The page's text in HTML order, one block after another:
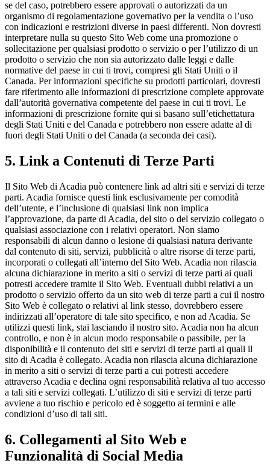
se del caso, potrebbero essere approvati o autorizzati da un
organismo di regolamentazione governativo per la vendita o l’uso
con indicazioni e restrizioni diverse in paesi differenti. Non dovresti
interpretare nulla su questo Sito Web come una promozione o
sollecitazione per qualsiasi prodotto o servizio o per l’utilizzo di un
prodotto o servizio che non sia autorizzato dalle leggi e dalle
normative del paese in cui ti trovi, compresi gli Stati Uniti o il
Canada. Per informazioni specifiche su prodotti particolari, dovresti
fare riferimento alle informazioni di prescrizione complete approvate
dall’autorità governativa competente del paese in cui ti trovi. Le
informazioni di prescrizione fornite qui si basano sull’etichettatura
degli Stati Uniti e del Canada e potrebbero non essere adatte al di
fuori degli Stati Uniti o del Canada (a seconda dei casi).
5. Link a Contenuti di Terze Parti
Il Sito Web di Acadia può contenere link ad altri siti e servizi di terze
parti. Acadia fornisce questi link esclusivamente per comodità
dell’utente, e l’inclusione di qualsiasi link non implica
l’approvazione, da parte di Acadia, del sito o del servizio collegato o
qualsiasi associazione con i relativi operatori. Non siamo
responsabili di alcun danno o lesione di qualsiasi natura derivante
dal contenuto di siti, servizi, pubblicità o altre risorse di terze parti,
incorporati o collegati all’interno del Sito Web. Acadia non rilascia
alcuna dichiarazione in merito a siti o servizi di terze parti ai quali
potresti accedere tramite il Sito Web. Eventuali dubbi relativi a un
prodotto o servizio offerto da un sito web di terze parti a cui il nostro
Sito Web è collegato o relativi al link stesso, dovrebbero essere
indirizzati all’operatore di tale sito specifico, e non ad Acadia. Se
utilizzi questi link, stai lasciando il nostro sito. Acadia non ha alcun
controllo, e non è in alcun modo responsabile o passibile, per la
disponibilità e il contenuto dei siti e servizi di terze parti ai quali il
sito di Acadia è collegato. Acadia non rilascia alcuna dichiarazione
in merito a siti o servizi di terze parti a cui potresti accedere
attraverso Acadia e declina ogni responsabilità relativa al tuo accesso
a tali siti e servizi collegati. L’utilizzo di siti e servizi di terze parti
avviene a tuo rischio e pericolo ed è soggetto ai termini e alle
condizioni d’uso di tali siti.
6. Collegamenti al Sito Web e
Funzionalità di Social Media